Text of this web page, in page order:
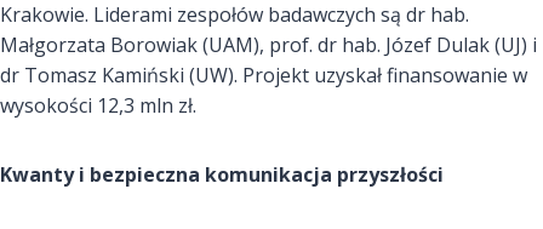
Krakowie. Liderami zespołów badawczych są dr hab.
Małgorzata Borowiak (UAM), prof. dr hab. Józef Dulak (UJ) i
dr Tomasz Kamiński (UW). Projekt uzyskał finansowanie w
wysokości 12,3 mln zł.
Kwanty i bezpieczna komunikacja przyszłości